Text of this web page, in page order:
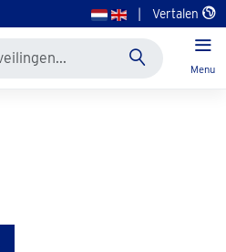
Vertalen
Menu